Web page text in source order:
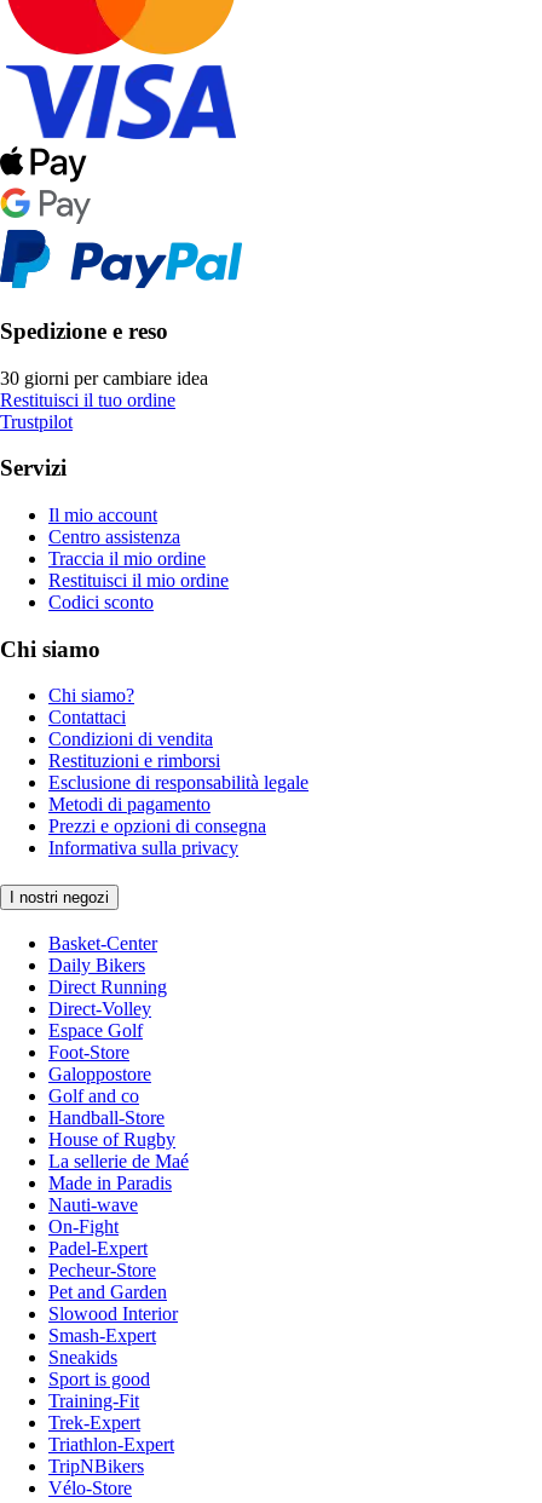
Spedizione e reso
30 giorni per cambiare idea
Restituisci il tuo ordine
Trustpilot
Servizi
Il mio account
Centro assistenza
Traccia il mio ordine
Restituisci il mio ordine
Codici sconto
Chi siamo
Chi siamo?
Contattaci
Condizioni di vendita
Restituzioni e rimborsi
Esclusione di responsabilità legale
Metodi di pagamento
Prezzi e opzioni di consegna
Informativa sulla privacy
I nostri negozi
Basket-Center
Daily Bikers
Direct Running
Direct-Volley
Espace Golf
Foot-Store
Galoppostore
Golf and co
Handball-Store
House of Rugby
La sellerie de Maé
Made in Paradis
Nauti-wave
On-Fight
Padel-Expert
Pecheur-Store
Pet and Garden
Slowood Interior
Smash-Expert
Sneakids
Sport is good
Training-Fit
Trek-Expert
Triathlon-Expert
TripNBikers
Vélo-Store